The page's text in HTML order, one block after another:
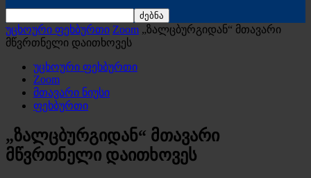
უცხოური ფეხბურთი Zoom „ზალცბურგიდან“ მთავარი
მწვრთნელი დაითხოვეს
უცხოური ფეხბურთი
Zoom
მთავარი ნიუსი
ფეხბურთი
„ზალცბურგიდან“ მთავარი
მწვრთნელი დაითხოვეს